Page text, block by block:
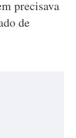
precisava
de